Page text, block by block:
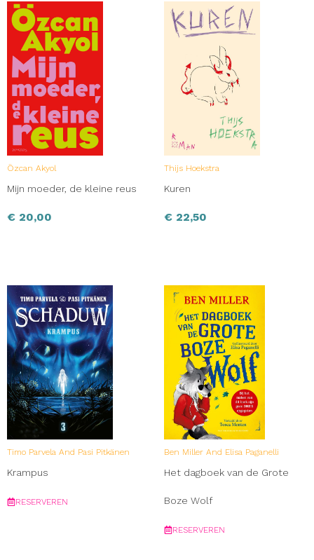
Özcan Akyol
Mijn moeder, de kleine reus
€ 20,00
Thijs Hoekstra
Kuren
€ 22,50
Timo Parvela And Pasi Pitkänen
Krampus
RESERVEREN
Ben Miller And Elisa Paganelli
Het dagboek van de Grote
Boze Wolf
RESERVEREN